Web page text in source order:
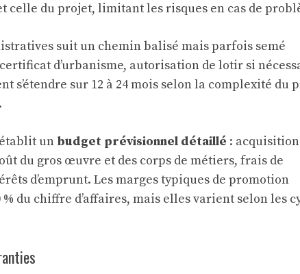
celle du projet, limitant les risques en cas de
suit un chemin balisé mais parfois semé
d’urbanisme, autorisation de lotir si
s’étendre sur 12 à 24 mois selon la complexité du
un budget prévisionnel détaillé :
du gros œuvre et des corps de métiers, frais de
d’emprunt. Les marges typiques de promotion
du chiffre d’affaires, mais elles varient selon les